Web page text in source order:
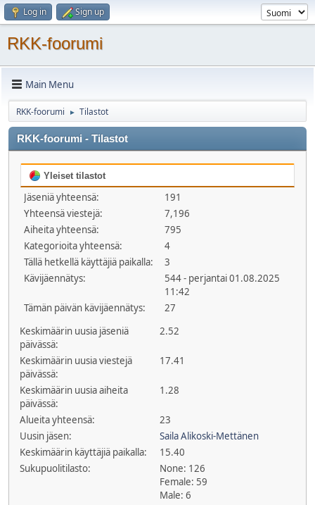
Log in Sign up
RKK-foorumi
Main Menu
RKK-foorumi ► Tilastot
RKK-foorumi - Tilastot
Yleiset tilastot
Jäseniä yhteensä:
191
Yhteensä viestejä:
7,196
Aiheita yhteensä:
795
Kategorioita yhteensä:
4
Tällä hetkellä käyttäjiä paikalla:
3
Kävijäennätys:
544 - perjantai 01.08.2025
11:42
Tämän päivän kävijäennätys:
27
Keskimäärin uusia jäseniä
päivässä:
2.52
Keskimäärin uusia viestejä
päivässä:
17.41
Keskimäärin uusia aiheita
päivässä:
1.28
Alueita yhteensä:
23
Uusin jäsen:
Saila Alikoski-Mettänen
Keskimäärin käyttäjiä paikalla:
15.40
Sukupuolitilasto:
None: 126
Female: 59
Male: 6